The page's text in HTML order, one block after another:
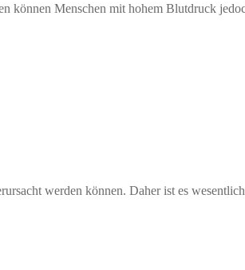
können Menschen mit hohem Blutdruck
werden können. Daher ist es